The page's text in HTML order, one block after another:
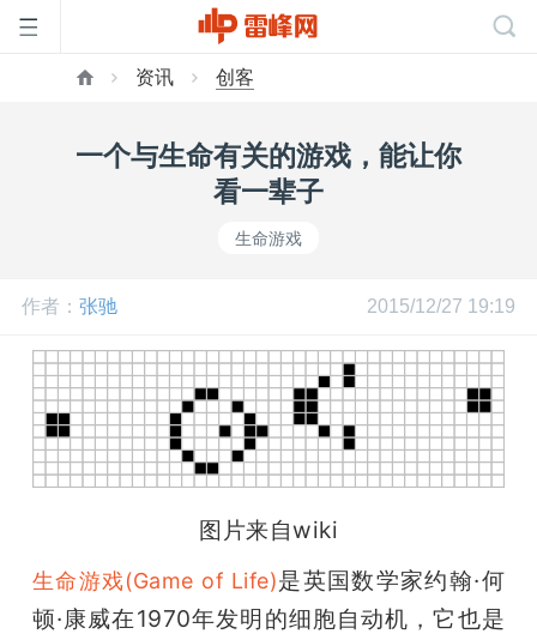
网
公
课
资讯 创客
一个与生命有关的游戏，能让你
看一辈子
生命游戏
作者： 张驰 2015/12/27 19:19
图片来自wiki
生命游戏(Game of Life)是英国数学家约翰·何
顿·康威在1970年发明的细胞自动机，它也是